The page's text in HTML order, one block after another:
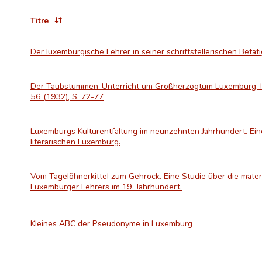
Titre
Der luxemburgische Lehrer in seiner schriftstellerischen
Der Taubstummen-Unterricht um Großherzogtum Luxemburg.
56 (1932), S. 72-77
Luxemburgs Kulturentfaltung im neunzehnten Jahrhundert.
literarischen Luxemburg.
Vom Tagelöhnerkittel zum Gehrock. Eine Studie über die
Luxemburger Lehrers im 19. Jahrhundert.
Kleines ABC der Pseudonyme in Luxemburg